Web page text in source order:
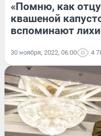
«Помню, как
квашеной
вспоминают
30 ноября, 2022, 06:00 4